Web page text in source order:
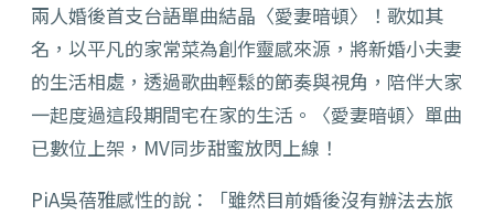
兩人婚後首支台語單曲結晶〈愛妻暗頓〉！歌如其
名，以平凡的家常菜為創作靈感來源，將新婚小夫妻
的生活相處，透過歌曲輕鬆的節奏與視角，陪伴大家
一起度過這段期間宅在家的生活。〈愛妻暗頓〉單曲
已數位上架，MV同步甜蜜放閃上線！
PiA吳蓓雅感性的說：「雖然目前婚後沒有辦法去旅